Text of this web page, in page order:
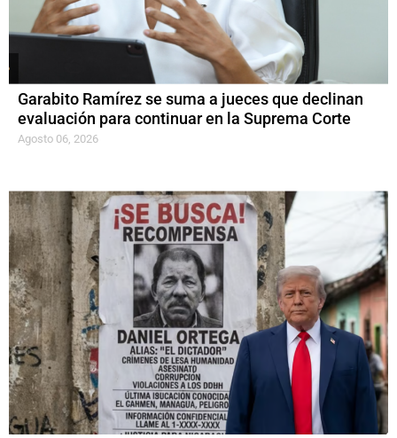
Garabito Ramírez se suma a jueces que declinan
evaluación para continuar en la Suprema Corte
Agosto 06, 2026